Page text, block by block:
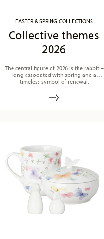
EASTER & SPRING COLLECTIONS
Collective themes
2026
The central figure of 2026 is the rabbit –
long associated with spring and a
timeless symbol of renewal.